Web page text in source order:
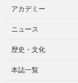
アカデミー
ニュース
歴史・文化
本誌一覧